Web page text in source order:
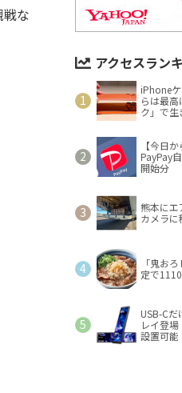
な
アクセスラン
iPhone
らは最
ク」で生
【今日
PayPay
開始分
熊本にエ
カメラに
「鬼お
定で
USB-C
レイ登
設置可能